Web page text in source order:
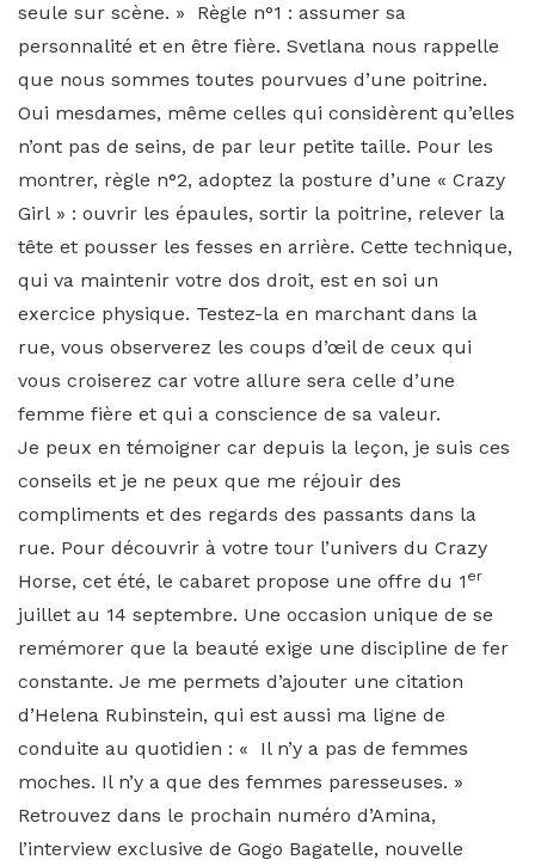
seule sur scène. » Règle n°1 : assumer sa
personnalité et en être fière. Svetlana nous rappelle
que nous sommes toutes pourvues d’une poitrine.
Oui mesdames, même celles qui considèrent qu’elles
n’ont pas de seins, de par leur petite taille. Pour les
montrer, règle n°2, adoptez la posture d’une « Crazy
Girl » : ouvrir les épaules, sortir la poitrine, relever la
tête et pousser les fesses en arrière. Cette technique,
qui va maintenir votre dos droit, est en soi un
exercice physique. Testez-la en marchant dans la
rue, vous observerez les coups d’œil de ceux qui
vous croiserez car votre allure sera celle d’une
femme fière et qui a conscience de sa valeur.
Je peux en témoigner car depuis la leçon, je suis ces
conseils et je ne peux que me réjouir des
compliments et des regards des passants dans la
rue. Pour découvrir à votre tour l’univers du Crazy
Horse, cet été, le cabaret propose une offre du 1 er
juillet au 14 septembre. Une occasion unique de se
remémorer que la beauté exige une discipline de fer
constante. Je me permets d’ajouter une citation
d’Helena Rubinstein, qui est aussi ma ligne de
conduite au quotidien : « Il n’y a pas de femmes
moches. Il n’y a que des femmes paresseuses. »
Retrouvez dans le prochain numéro d’Amina,
l’interview exclusive de Gogo Bagatelle, nouvelle